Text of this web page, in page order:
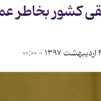
کشور بخاطر